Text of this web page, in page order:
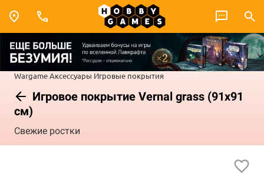
WargameАксессуары Игровые покрытия
Игровое покрытие Vernal grass (91x91
см)
Свежие ростки